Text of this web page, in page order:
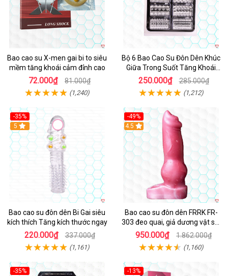
Bao cao su X-men gai bi to siêu
mềm tăng khoái cảm đỉnh cao
72.000₫ 81.000₫
(1,240)
Bộ 6 Bao Cao Su Đôn Dên Khúc
Giữa Trong Suốt Tăng Khoái
Cảm
250.000₫ 285.000₫
(1,212)
-35%
Hot
5
Bao cao su đôn dên Bi Gai siêu
kích thích Tăng kích thước ngay
220.000₫ 337.000₫
(1,161)
-49%
4.5
Bao cao su đôn dên FRRK FR-
303 đeo quai, giả dương vật sói
siêu kích thích
950.000₫ 1.862.000₫
(1,160)
-35%
-13%